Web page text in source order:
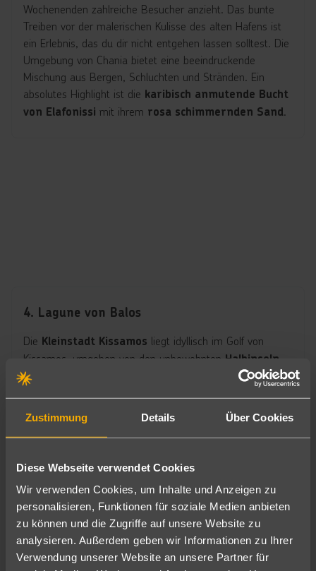
Zustimmung Details Über Cookies
Diese Webseite verwendet Cookies
Wir verwenden Cookies, um Inhalte und Anzeigen zu
personalisieren, Funktionen für soziale Medien anbieten
zu können und die Zugriffe auf unsere Website zu
analysieren. Außerdem geben wir Informationen zu Ihrer
Verwendung unserer Website an unsere Partner für
Wochenenden zahlreiche Besucher anzieht. Das bunte
Treiben vor der malerischen Kulisse des alten Hafens ist
ein Erlebnis, das du dir nicht entgehen lassen solltest. Die
Umgebung von Chania bietet eine beeindruckende
Mischung aus Bergen, Schluchten und Stränden. Ein
absolutes Highlight ist die karibisch anmutende Bucht
von Elafonissi mit ihrem rosa schimmernden Sand.
4. Lagune von Balos
Die Kleinstadt Kissamos liegt idyllisch im Golf von
Kissamos, umgeben von den unbewohnten Halbinseln
Rodopou und Gramvousa
perfekt zum
Wandern
Strände der
Lagune von Balos
auf derGramvousa-Halbinsel
sind